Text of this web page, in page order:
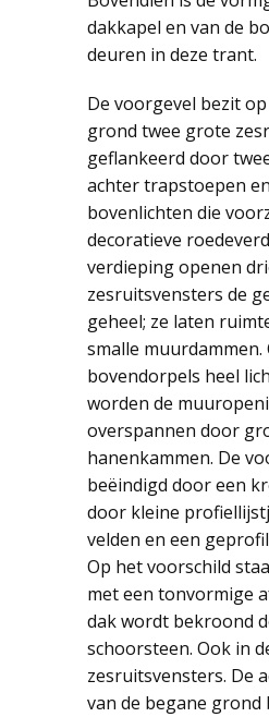
dakkapel en van de
deuren in deze trant.
De voorgevel bezit
grond twee grote
geflankeerd door
achter trapstoepen
bovenlichten die
decoratieve
verdieping openen
zesruitsvensters de
geheel; ze laten
smalle
bovendorpels heel
worden de
overspannen door
hanenkammen. De
beëindigd door een
door kleine
velden en een
Op het voorschild
met een tonvormige
dak wordt bekroond
schoorsteen. Ook in
zesruitsvensters. De
van de begane grond